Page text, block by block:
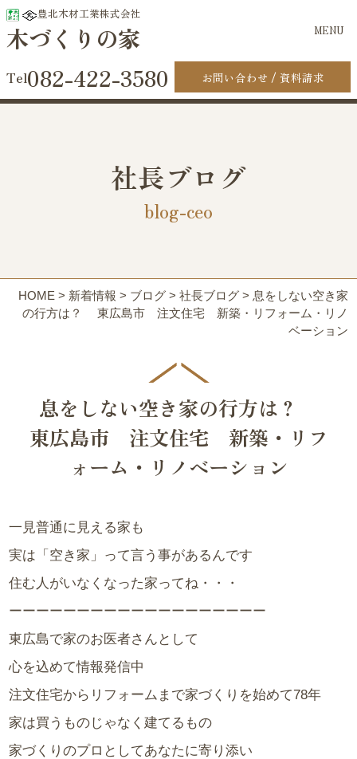
豊北木材工業株式会社
木づくりの家 MENU
082-422-3580 お問い合わせ 資料請求
社長ブログ
blog-ceo
HOME > 新着情報 > ブログ> 社長ブログ> 息をしない空き家
の行方は？ 東広島市 注文住宅 新築・リフォーム・リノ
ベーション
息をしない空き家の行方は？
東広島市 注文住宅 新築・リフ
ォーム・リノベーション
一見普通に見える家も
実は「空き家」って言う事があるんです
住む人がいなくなった家ってね・・・
ーーーーーーーーーーーーーーーーーーー
東広島で家のお医者さんとして
心を込めて情報発信中
注文住宅からリフォームまで家づくりを始めて78年
家は買うものじゃなく建てるもの
家づくりのプロとしてあなたに寄り添い